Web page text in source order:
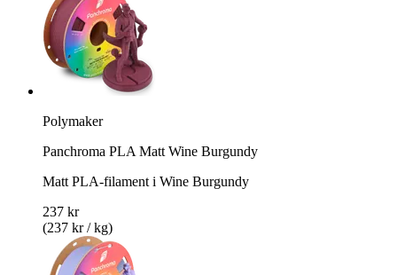
Polymaker
Panchroma PLA Matt Wine Burgundy
Matt PLA-filament i Wine Burgundy
237 kr
(237 kr / kg)